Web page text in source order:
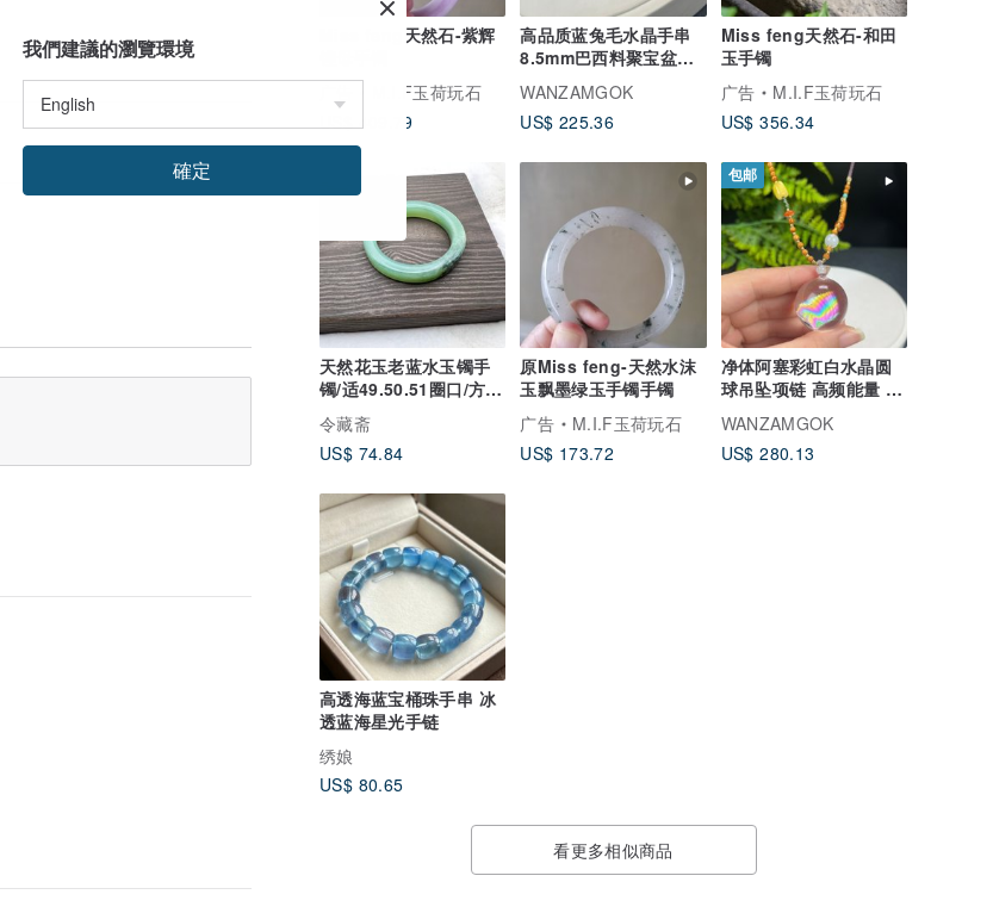
Miss feng天然石-紫辉
M.I.F玉荷玩石
US$ 409.79
高品质蓝兔毛水晶手串
8.5mm巴西料聚宝盆发
丝水晶手錬女活力财运
WANZAMGOK
US$ 225.36
Miss feng天然石-和田
玉手镯
广告
M.I.F玉荷玩石
US$ 356.34
天然花玉老蓝水玉镯手
镯/适49.50.51圈口/方
镯/女儿镯/质地细/SS
令藏斋
US$ 74.84
原Miss feng-天然水沫
玉飘墨绿玉手镯手镯
广告
M.I.F玉荷玩石
US$ 173.72
包邮
净体阿塞彩虹白水晶圆
球吊坠项链 高频能量 净
化灵修 配紫色编绳
WANZAMGOK
US$ 280.13
高透海蓝宝桶珠手串 冰
透蓝海星光手链
绣娘
US$ 80.65
看更多相似商品
我們建議的瀏覽環境
確定